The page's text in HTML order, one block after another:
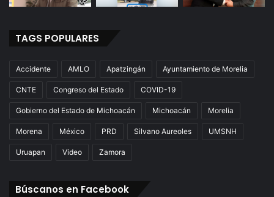
TAGS POPULARES
Accidente AMLO Apatzingán Ayuntamiento de Morelia
CNTE Congreso del Estado COVID-19
Gobierno del Estado de Michoacán Michoacán Morelia
Morena México PRD Silvano Aureoles UMSNH
Uruapan Video Zamora
Búscanos en Facebook